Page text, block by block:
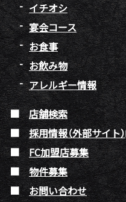
イチオシ
宴会コース
お食事
お飲み物
アレルギー情報
店舗検索
採用情報（外部サイト）
FC加盟店募集
物件募集
お問い合わせ